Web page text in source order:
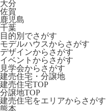
大分
佐賀
鹿児島
千葉
目的別でさがす
モデルハウスからさがす
デザインからさがす
イベントからさがす
見学会からさがす
建売住宅・分譲地
建売住宅TOP
分譲地TOP
建売住宅をエリアからさがす
熊本